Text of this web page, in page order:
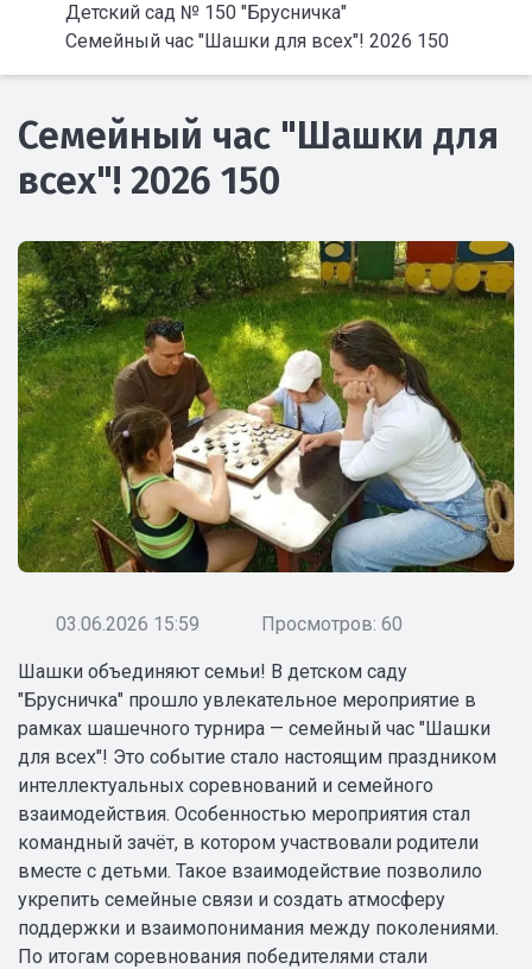
Детский сад № 150 "Брусничка"
Семейный час "Шашки для всех"! 2026 150
Семейный час "Шашки для
всех"! 2026 150
03.06.2026 15:59 Просмотров: 60
Шашки объединяют семьи! В детском саду
"Брусничка" прошло увлекательное мероприятие в
рамках шашечного турнира — семейный час "Шашки
для всех"! Это событие стало настоящим праздником
интеллектуальных соревнований и семейного
взаимодействия. Особенностью мероприятия стал
командный зачёт, в котором участвовали родители
вместе с детьми. Такое взаимодействие позволило
укрепить семейные связи и создать атмосферу
поддержки и взаимопонимания между поколениями.
По итогам соревнования победителями стали